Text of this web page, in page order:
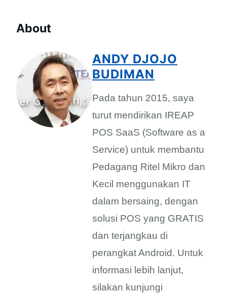
About
ANDY DJOJO
BUDIMAN
Pada tahun 2015, saya
turut mendirikan IREAP
POS SaaS (Software as a
Service) untuk membantu
Pedagang Ritel Mikro dan
Kecil menggunakan IT
dalam bersaing, dengan
solusi POS yang GRATIS
dan terjangkau di
perangkat Android. Untuk
informasi lebih lanjut,
silakan kunjungi